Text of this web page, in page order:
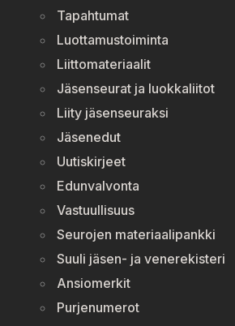
Tapahtumat
Luottamustoiminta
Liittomateriaalit
Jäsenseurat ja luokkaliitot
Liity jäsenseuraksi
Jäsenedut
Uutiskirjeet
Edunvalvonta
Vastuullisuus
Seurojen materiaalipankki
Suuli jäsen- ja venerekisteri
Ansiomerkit
Purjenumerot